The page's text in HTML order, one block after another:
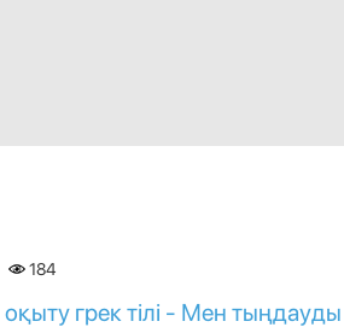
185
оқыту грек тілі - Мен